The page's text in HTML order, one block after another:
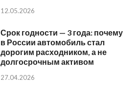
12.05.2026
Срок годности — 3 года: почему
в России автомобиль стал
дорогим расходником, а не
долгосрочным активом
27.04.2026